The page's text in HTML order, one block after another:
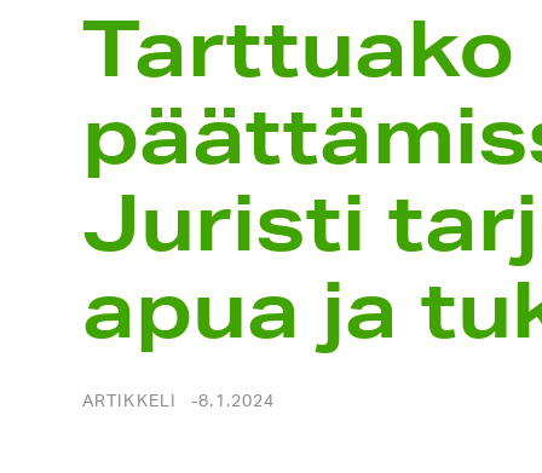
Tarttuako
Juristi
apua ja
ARTIKKELI 8.1.2024